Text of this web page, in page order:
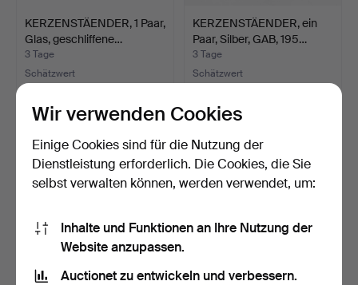
KERZENSTÄENDER, 1 Paar,
Glas, geschliffene…
3 Tage
Schätzwert
KERZENSTÄENDER, ein
Paar, Silber, GAB, 195…
3 Tage
Schätzwert
Wir verwenden Cookies
Einige Cookies sind für die Nutzung der
Dienstleistung erforderlich. Die Cookies, die Sie
selbst verwalten können, werden verwendet, um:
Inhalte und Funktionen an Ihre Nutzung der
Website anzupassen.
Auctionet zu entwickeln und verbessern.